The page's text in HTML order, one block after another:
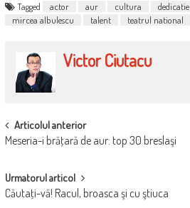
Tagged actor aur cultura dedicatie
mircea albulescu
talent teatrul national
Victor Ciutacu
POST
NAVIGATION
Articolul anterior
Meseria-i brăţară de aur: top 30 breslaşi
Urmatorul articol
Căutaţi-vă! Racul, broasca şi cu ştiuca